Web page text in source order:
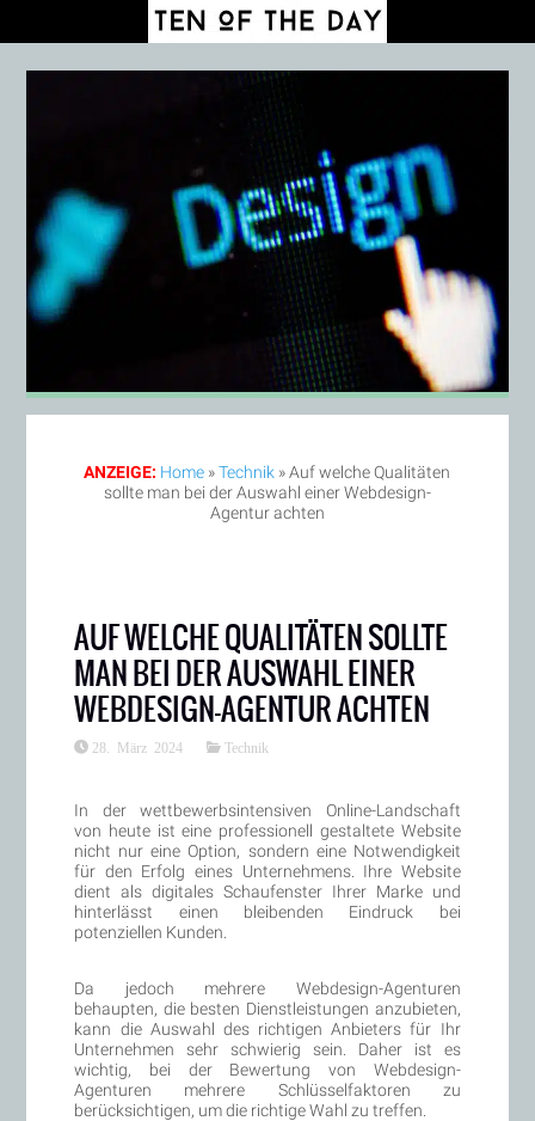
ANZEIGE: Home »Technik »Auf welche Qualitäten
sollte man bei der Auswahl einer Webdesign-
Agentur achten
AUF WELCHE QUALITÄTEN SOLLTE
MAN BEI DER AUSWAHL EINER
WEBDESIGN-AGENTUR ACHTEN
28. März 2024 Technik
In der wettbewerbsintensiven Online-Landschaft
von heute ist eine professionell gestaltete Website
nicht nur eine Option, sondern eine Notwendigkeit
für den Erfolg eines Unternehmens. Ihre Website
dient als digitales Schaufenster Ihrer Marke und
hinterlässt einen bleibenden Eindruck bei
potenziellen Kunden.
Da jedoch mehrere Webdesign-Agenturen
behaupten, die besten Dienstleistungen anzubieten,
kann die Auswahl des richtigen Anbieters für Ihr
Unternehmen sehr schwierig sein. Daher ist es
wichtig, bei der Bewertung von Webdesign-
Agenturen mehrere Schlüsselfaktoren zu
berücksichtigen, um die richtige Wahl zu treffen.